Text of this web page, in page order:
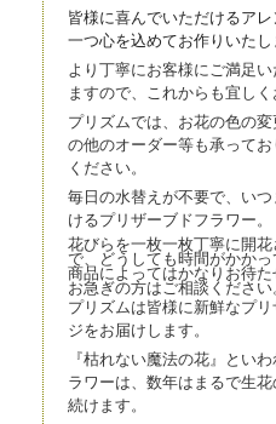
皆様に喜んでいただけるア
一つ心を込めてお作りいたし
より丁寧にお客様にご満足
ますので、これからも宜しく
プリズムでは、お花の色の
の他のオーダー等も承って
ください。
毎日の水替えが不要で、い
けるプリザーブドフラワー。
花びらを一枚一枚丁寧に開
で、どうしても時間がかかっ
商品によってはかなりお待た
お急ぎの方はご相談ください
プリズムは皆様に新鮮なプ
ジをお届けします。
『枯れない魔法の花』とい
ラワーは、数年はまるで生
続けます。